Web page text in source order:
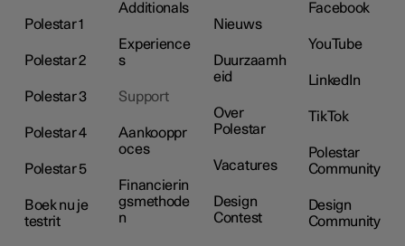
Polestar 1
Polestar 2
Polestar 3
Polestar 4
Polestar 5
Boek nu je
testrit
Additionals
Experience
s
Support
Aankooppr
oces
Financierin
gsmethode
n
Nieuws
Duurzaamh
eid
Over
Polestar
Vacatures
Design
Contest
Facebook
YouTube
LinkedIn
TikTok
Polestar
Community
Design
Community